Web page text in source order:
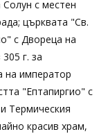
с местен
църквата "Св.
с Двореца на
г. за
на император
"Ептапиргио" с
Термическия
красив храм,